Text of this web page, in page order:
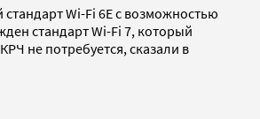
Wi-Fi 6E с возможностью
стандарт Wi-Fi 7, который
не потребуется, сказали в